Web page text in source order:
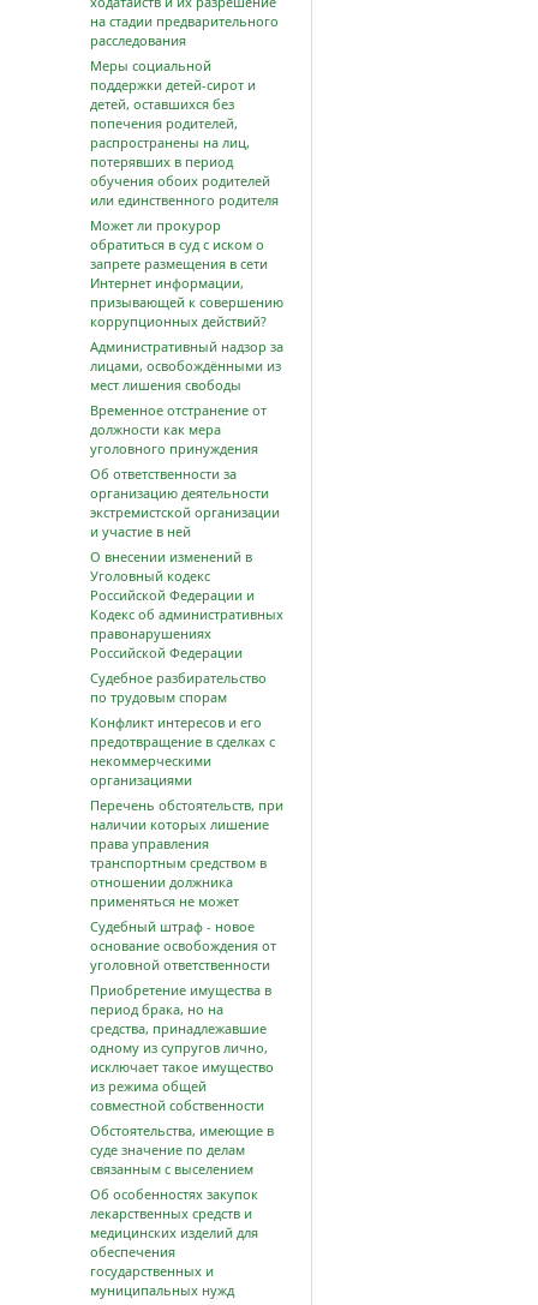
на стадии предварительного
расследования
Меры социальной
поддержки детей-сирот и
детей, оставшихся без
попечения родителей,
распространены на лиц,
потерявших в период
обучения обоих родителей
или единственного родителя
Может ли прокурор
обратиться в суд с иском о
запрете размещения в сети
Интернет информации,
призывающей к совершению
коррупционных действий?
Административный надзор за
лицами, освобождёнными из
мест лишения свободы
Временное отстранение от
должности как мера
уголовного принуждения
Об ответственности за
организацию деятельности
экстремистской организации
и участие в ней
О внесении изменений в
Уголовный кодекс
Российской Федерации и
Кодекс об административных
правонарушениях
Российской Федерации
Судебное разбирательство
по трудовым спорам
Конфликт интересов и его
предотвращение в сделках с
некоммерческими
организациями
Перечень обстоятельств, при
наличии которых лишение
права управления
транспортным средством в
отношении должника
применяться не может
Судебный штраф - новое
основание освобождения от
уголовной ответственности
Приобретение имущества в
период брака, но на
средства, принадлежавшие
одному из супругов лично,
исключает такое имущество
из режима общей
совместной собственности
Обстоятельства, имеющие в
суде значение по делам
связанным с выселением
Об особенностях закупок
лекарственных средств и
медицинских изделий для
обеспечения
государственных и
муниципальных нужд